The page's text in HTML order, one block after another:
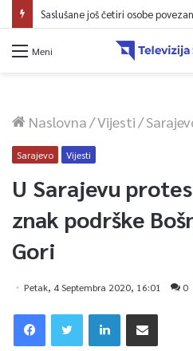
Meni
Naslovna/Vijesti/
Sarajevo Vijesti
U Sarajevu
znak podrške
Gori
Petak, 4 Septembra 2020, 16:01 0